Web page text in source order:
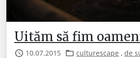
Uităm să fim
10.07.2015 culturescape ,de